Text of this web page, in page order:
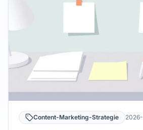
Content-Marketing-Strategie